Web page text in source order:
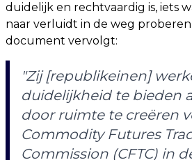
duidelijk en rechtvaardig is, iets
naar verluidt in de weg
document vervolgt:
"Zij [republikeinen]
duidelijkheid te bieden
door ruimte te creëren
Commodity Futures
Commission (CFTC) in